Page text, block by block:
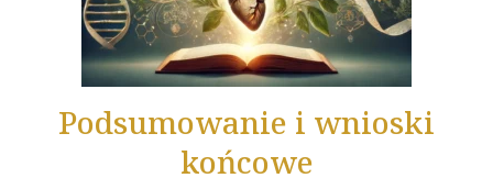
Podsumowanie i wnioski
końcowe